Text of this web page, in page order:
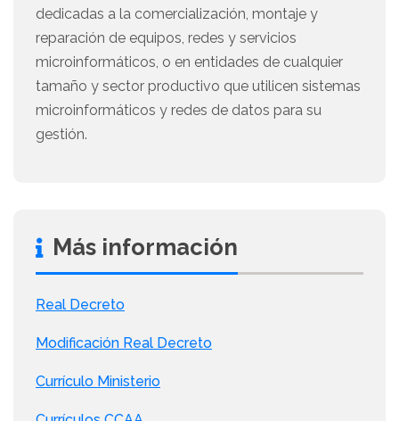
dedicadas a la comercialización, montaje y
reparación de equipos, redes y servicios
microinformáticos, o en entidades de cualquier
tamaño y sector productivo que utilicen sistemas
microinformáticos y redes de datos para su
gestión.
Más información
Real Decreto
Modificación Real Decreto
Currículo Ministerio